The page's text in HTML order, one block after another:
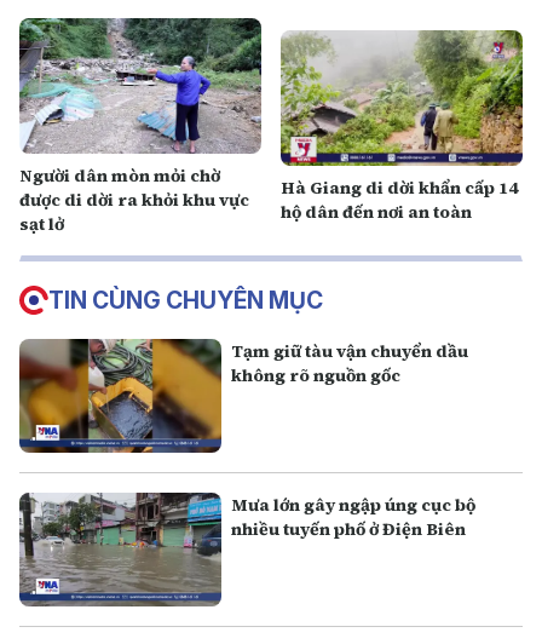
Người dân mòn mỏi chờ
được di dời ra khỏi khu vực
sạt lở
Hà Giang di dời khẩn cấp 14
hộ dân đến nơi an toàn
TIN CÙNG CHUYÊN MỤC
Tạm giữ tàu vận chuyển dầu
không rõ nguồn gốc
Mưa lớn gây ngập úng cục bộ
nhiều tuyến phố ở Điện Biên